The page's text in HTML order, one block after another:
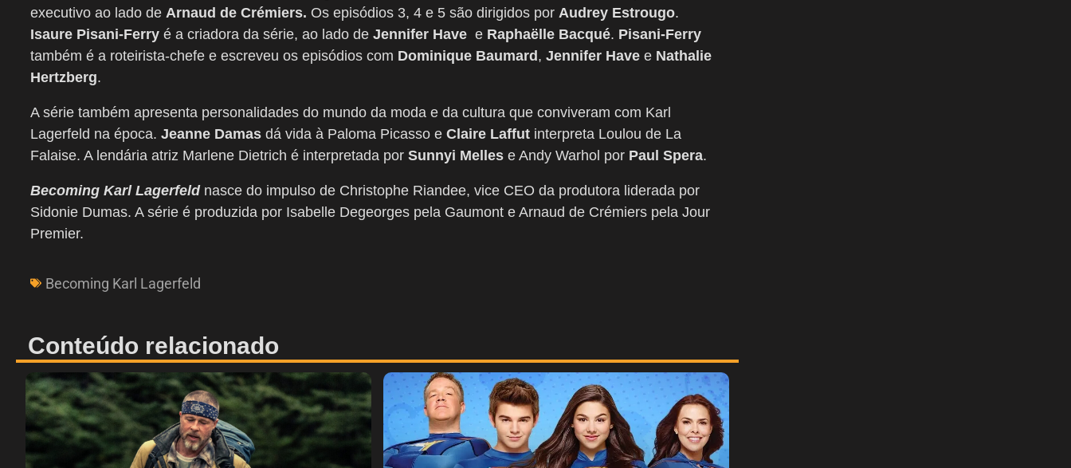
executivo ao lado de Arnaud de Crémiers. Os episódios 3, 4 e 5 são dirigidos por Audrey Estrougo.
Isaure Pisani-Ferry é a criadora da série, ao lado de Jennifer Have e Raphaëlle Bacqué. Pisani-Ferry
também é a roteirista-chefe e escreveu os episódios com Dominique Baumard, Jennifer Have e Nathalie
Hertzberg.
A série também apresenta personalidades do mundo da moda e da cultura que conviveram com Karl
Lagerfeld na época. Jeanne Damas dá vida à Paloma Picasso e Claire Laffut interpreta Loulou de La
Falaise. A lendária atriz Marlene Dietrich é interpretada por Sunnyi Melles e Andy Warhol por Paul Spera.
Becoming Karl Lagerfeldnasce do impulso de Christophe Riandee, vice CEO da produtora liderada por
Sidonie Dumas. A série é produzida por Isabelle Degeorges pela Gaumont e Arnaud de Crémiers pela Jour
Premier.
Becoming Karl Lagerfeld
Conteúdo relacionado